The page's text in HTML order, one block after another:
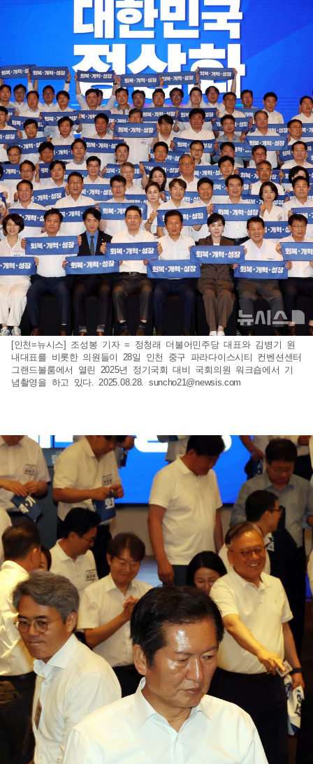
[인천=뉴시스] 조성봉 기자 = 정청래 더불어민주당 대표와 김병기 원
내대표를 비롯한 의원들이 28일 인천 중구 파라다이스시티 컨벤션센터
그랜드볼룸에서 열린 2025년 정기국회 대비 국회의원 워크숍에서 기
념촬영을 하고 있다. 2025.08.28. suncho21@newsis.com